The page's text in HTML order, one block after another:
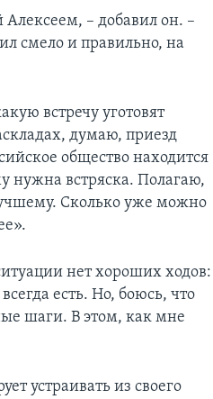
Алексеем, – добавил он. –
смело и правильно, на
встречу уготовят
думаю, приезд
общество находится
нужна встряска. Полагаю,
Сколько уже можно
нет хороших ходов:
есть. Но, боюсь, что
шаги. В этом, как мне
устраивать из своего